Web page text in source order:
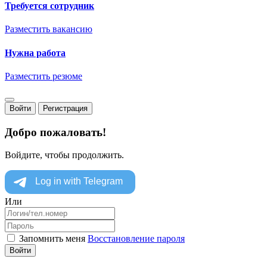
Требуется сотрудник
Разместить вакансию
Нужна работа
Разместить резюме
Войти Регистрация
Добро пожаловать!
Войдите, чтобы продолжить.
Или
Запомнить меня Восстановление пароля
Войти